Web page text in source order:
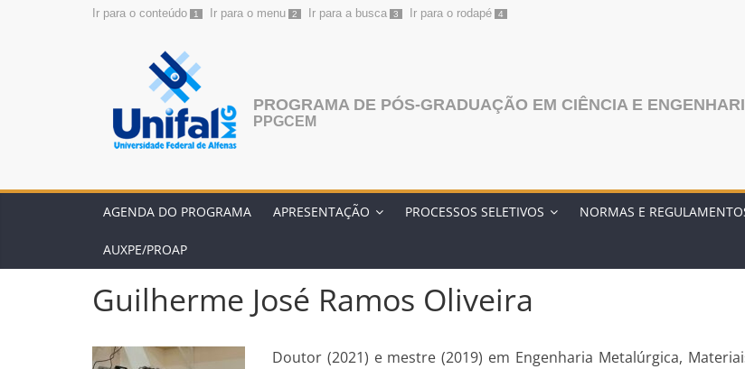
Ir para o conteúdo 1 Ir para o menu 2 Ir para a busca 3 Ir para o rodapé 4
PROGRAMA DE PÓS-GRADUAÇÃO EM CIÊNCIA E
PPGCEM
AGENDA DO PROGRAMA APRESENTAÇÃO PROCESSOS SELETIVOS NORMAS E
AUXPE/PROAP
Guilherme José Ramos Oliveira
Doutor (2021) e mestre (2019) em Engenharia Metalúrgica,